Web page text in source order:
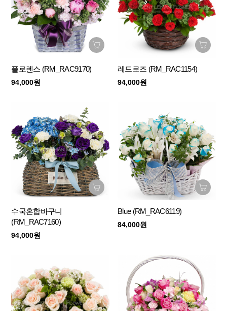
플로렌스 (RM_RAC9170)
94,000원
레드로즈 (RM_RAC1154)
94,000원
수국혼합바구니
(RM_RAC7160)
94,000원
Blue (RM_RAC6119)
84,000원